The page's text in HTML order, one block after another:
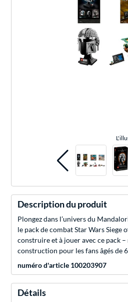
Description du produit
Plongez dans l’univers du
le pack de combat Star Wars Siege
construire et à jouer avec ce pack
construction pour les fans âgés de
numéro d'article 100203907
Détails